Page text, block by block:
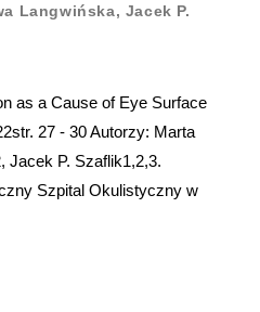
Langwińska, Jacek P.
as a Cause of Eye Surface
27 - 30 Autorzy: Marta
Jacek P. Szaflik1,2,3.
Szpital Okulistyczny w